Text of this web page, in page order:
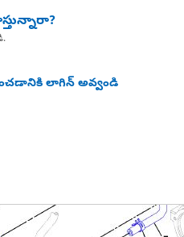
లాగిన్ అవ్వండి